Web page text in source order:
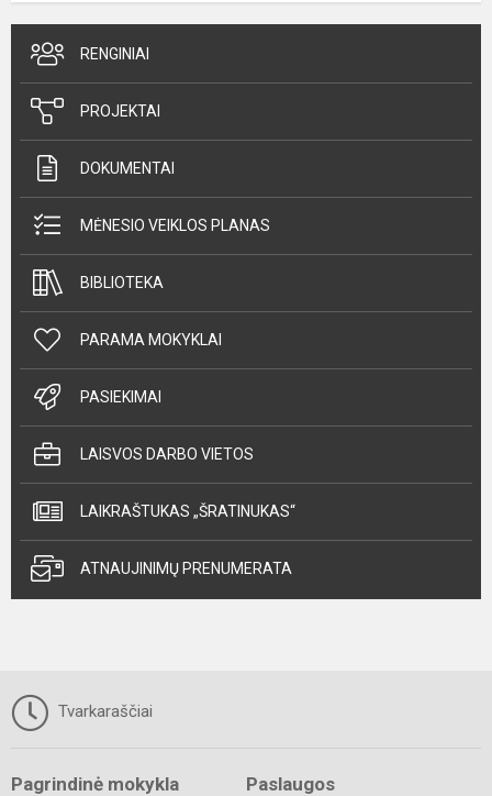
RENGINIAI
PROJEKTAI
DOKUMENTAI
MĖNESIO VEIKLOS PLANAS
BIBLIOTEKA
PARAMA MOKYKLAI
PASIEKIMAI
LAISVOS DARBO VIETOS
LAIKRAŠTUKAS „ŠRATINUKAS“
ATNAUJINIMŲ PRENUMERATA
Tvarkaraščiai
Pagrindinė mokykla Paslaugos